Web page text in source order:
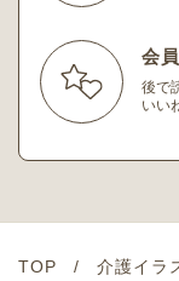
会
後で
いい
TOP 介護イラ